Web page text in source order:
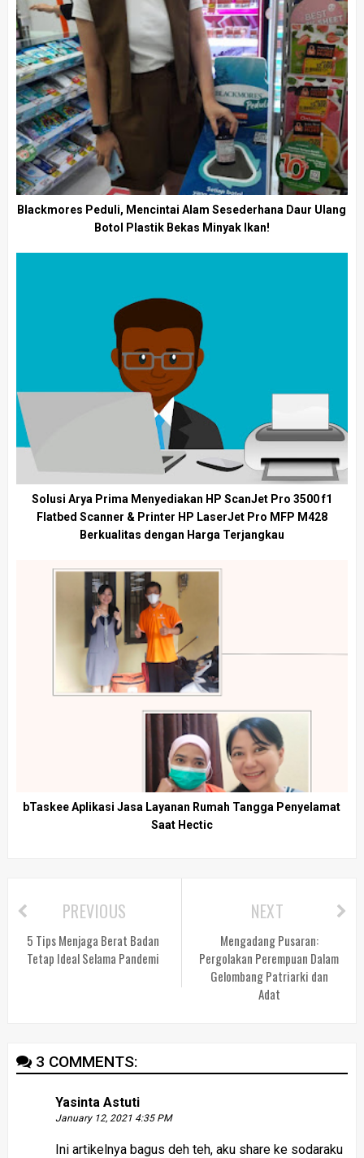
Blackmores Peduli, Mencintai Alam Sesederhana Daur Ulang
Botol Plastik Bekas Minyak Ikan!
Solusi Arya Prima Menyediakan HP ScanJet Pro 3500 f1
Flatbed Scanner & Printer HP LaserJet Pro MFP M428
Berkualitas dengan Harga Terjangkau
bTaskee Aplikasi Jasa Layanan Rumah Tangga Penyelamat
Saat Hectic
NEXT
Mengadang Pusaran:
Pergolakan Perempuan Dalam
Gelombang Patriarki dan
Adat
PREVIOUS
5 Tips Menjaga Berat Badan
Tetap Ideal Selama Pandemi
3 COMMENTS:
Yasinta Astuti
January 12, 2021 4:35 PM
Ini artikelnya bagus deh teh, aku share ke sodaraku